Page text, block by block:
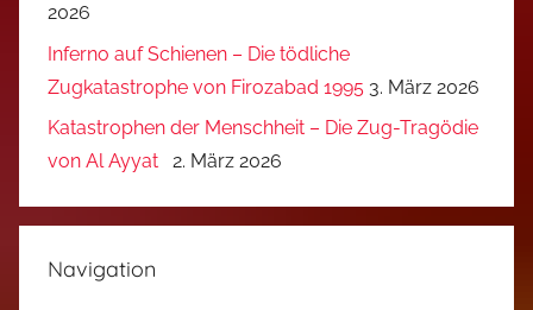
2026
Inferno auf Schienen – Die tödliche
Zugkatastrophe von Firozabad 1995 3. März 2026
Katastrophen der Menschheit – Die Zug-Tragödie
von Al Ayyat
2. März 2026
Navigation